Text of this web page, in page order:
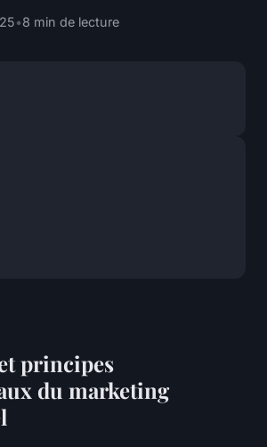
•8 min de lecture
principes
du marketing